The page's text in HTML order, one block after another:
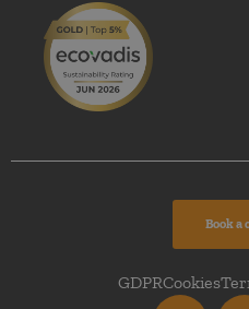
Book a
GDPRCookies